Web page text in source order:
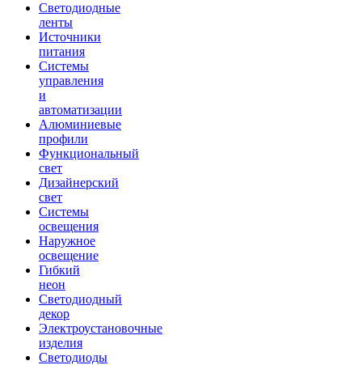
Светодиодные
ленты
Источники
питания
Системы
управления
и
автоматизации
Алюминиевые
профили
Функциональный
свет
Дизайнерский
свет
Системы
освещения
Наружное
освещение
Гибкий
неон
Светодиодный
декор
Электроустановочные
изделия
Светодиоды